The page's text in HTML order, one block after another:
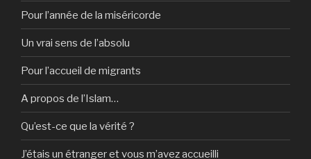
Pour l’année de la miséricorde
Un vrai sens de l’absolu
Pour l’accueil de migrants
A propos de l’Islam…
Qu’est-ce que la vérité ?
J’étais un étranger et vous m’avez accueilli